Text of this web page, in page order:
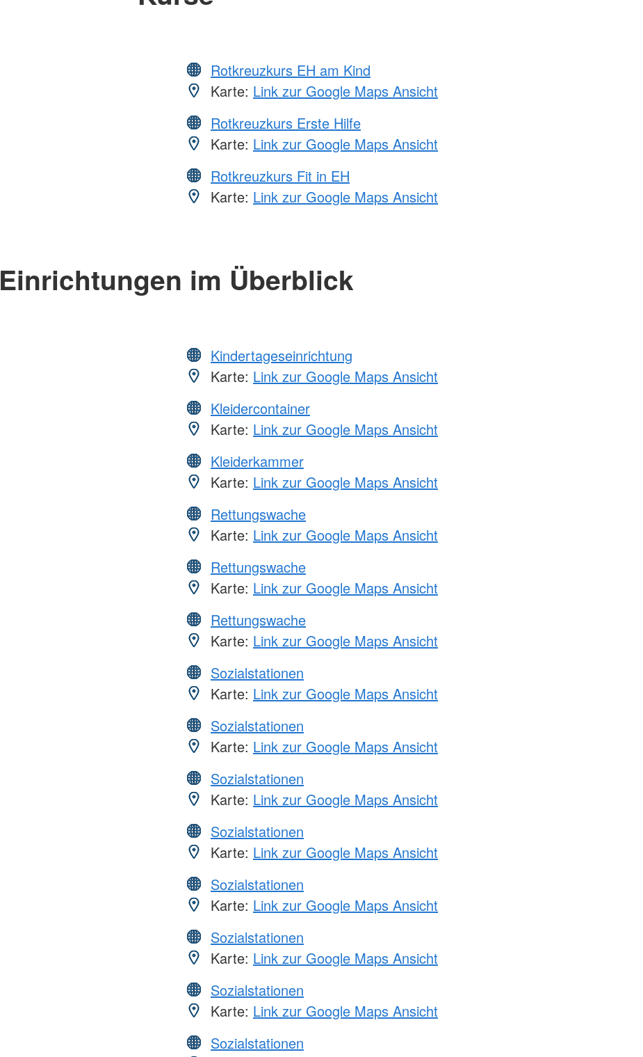
Rotkreuzkurs EH am Kind
Karte: Link zur Google Maps Ansicht
Rotkreuzkurs Erste Hilfe
Karte: Link zur Google Maps Ansicht
Rotkreuzkurs Fit in EH
Karte: Link zur Google Maps Ansicht
Einrichtungen im Überblick
Kindertageseinrichtung
Karte: Link zur Google Maps Ansicht
Kleidercontainer
Karte: Link zur Google Maps Ansicht
Kleiderkammer
Karte: Link zur Google Maps Ansicht
Rettungswache
Karte: Link zur Google Maps Ansicht
Rettungswache
Karte: Link zur Google Maps Ansicht
Rettungswache
Karte: Link zur Google Maps Ansicht
Sozialstationen
Karte: Link zur Google Maps Ansicht
Sozialstationen
Karte: Link zur Google Maps Ansicht
Sozialstationen
Karte: Link zur Google Maps Ansicht
Sozialstationen
Karte: Link zur Google Maps Ansicht
Sozialstationen
Karte: Link zur Google Maps Ansicht
Sozialstationen
Karte: Link zur Google Maps Ansicht
Sozialstationen
Karte: Link zur Google Maps Ansicht
Sozialstationen